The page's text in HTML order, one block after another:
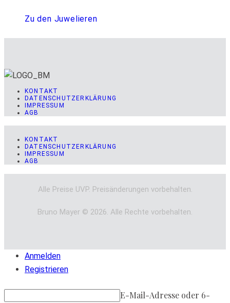
Zu den Juwelieren
KONTAKT
DATENSCHUTZERKLÄRUNG
IMPRESSUM
AGB
KONTAKT
DATENSCHUTZERKLÄRUNG
IMPRESSUM
AGB
Alle Preise UVP. Preisänderungen vorbehalten.
Bruno Mayer © 2026. Alle Rechte vorbehalten.
Anmelden
Registrieren
E-Mail-Adresse oder 6-